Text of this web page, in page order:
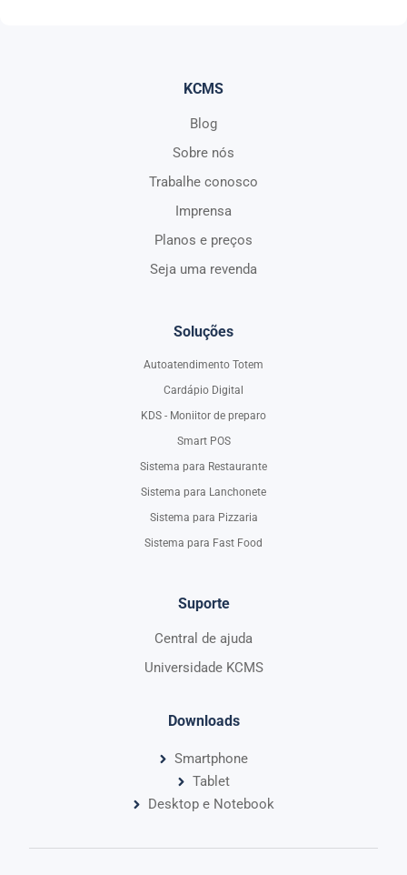
KCMS
Blog
Sobre nós
Trabalhe conosco
Imprensa
Planos e preços
Seja uma revenda
Soluções
Autoatendimento Totem
Cardápio Digital
KDS - Moniitor de preparo
Smart POS
Sistema para Restaurante
Sistema para Lanchonete
Sistema para Pizzaria
Sistema para Fast Food
Suporte
Central de ajuda
Universidade KCMS
Downloads
Smartphone
Tablet
Desktop e Notebook